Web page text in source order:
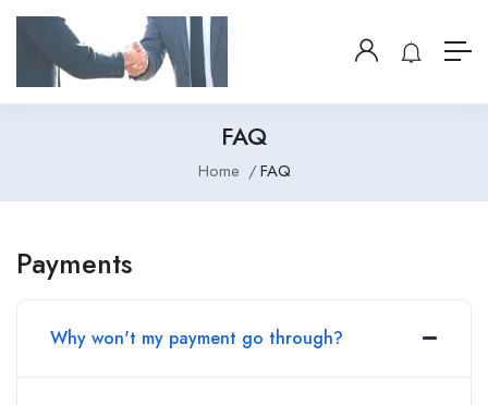
FAQ
Home FAQ
Payments
Why won't my payment go through?